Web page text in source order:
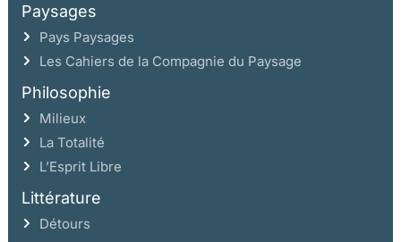
nous campâmes dans une chambre vide
essayant de dormir sur de vieux matelas pneumatiques
qui bien avant l’aube rendraient le dernier souffle
toujours est-il que nous n’eûmes pas le cœur
à converser très tard
Paysages
Pays Paysages
Les Cahiers de la Compagnie du Paysage
Philosophie
Milieux
La Totalité
L’Esprit Libre
Littérature
Détours